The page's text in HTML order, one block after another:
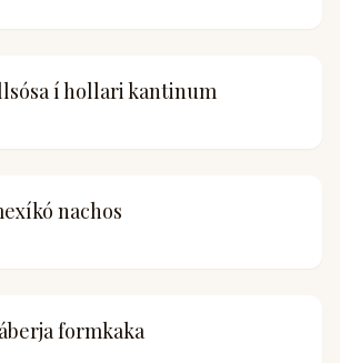
í hollari kantinum
nachos
formkaka